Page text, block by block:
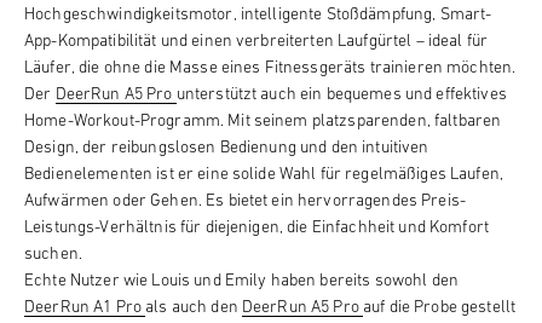
Hochgeschwindigkeitsmotor, intelligente Stoßdämpfung, Smart-
App-Kompatibilität und einen verbreiterten Laufgürtel – ideal für
Läufer, die ohne die Masse eines Fitnessgeräts trainieren möchten.
Der DeerRun A5 Pro unterstützt auch ein bequemes und effektives
Home-Workout-Programm. Mit seinem platzsparenden, faltbaren
Design, der reibungslosen Bedienung und den intuitiven
Bedienelementen ist er eine solide Wahl für regelmäßiges Laufen,
Aufwärmen oder Gehen. Es bietet ein hervorragendes Preis-
Leistungs-Verhältnis für diejenigen, die Einfachheit und Komfort
suchen.
Echte Nutzer wie Louis und Emily haben bereits sowohl den
DeerRun A1 Pro als auch den DeerRun A5 Pro auf die Probe gestellt